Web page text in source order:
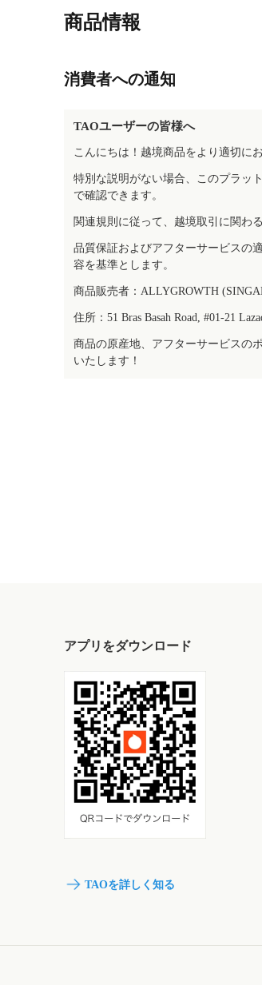
商品情報
消費者への通知
TAOユーザーの皆様へ
こんにちは！越境商品をより適切に
特別な説明がない場合、このプラッ
で確認できます。
関連規則に従って、越境取引に関わ
品質保証およびアフターサービスの
容を基準とします。
商品販売者：ALLYGROWTH
住所：51 Bras Basah Road, #01-21
商品の原産地、アフターサービスの
いたします！
アプリをダウンロード
TAOを詳しく知る